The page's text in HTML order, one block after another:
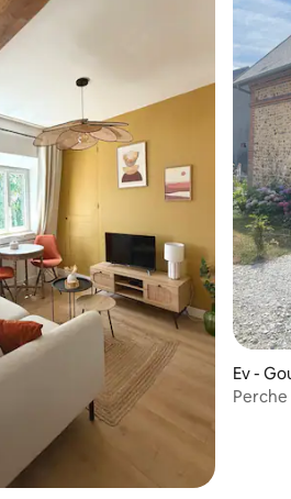
puan, 58 değerlendirme
Ev -